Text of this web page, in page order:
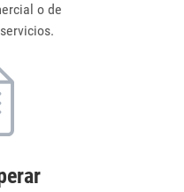
o de